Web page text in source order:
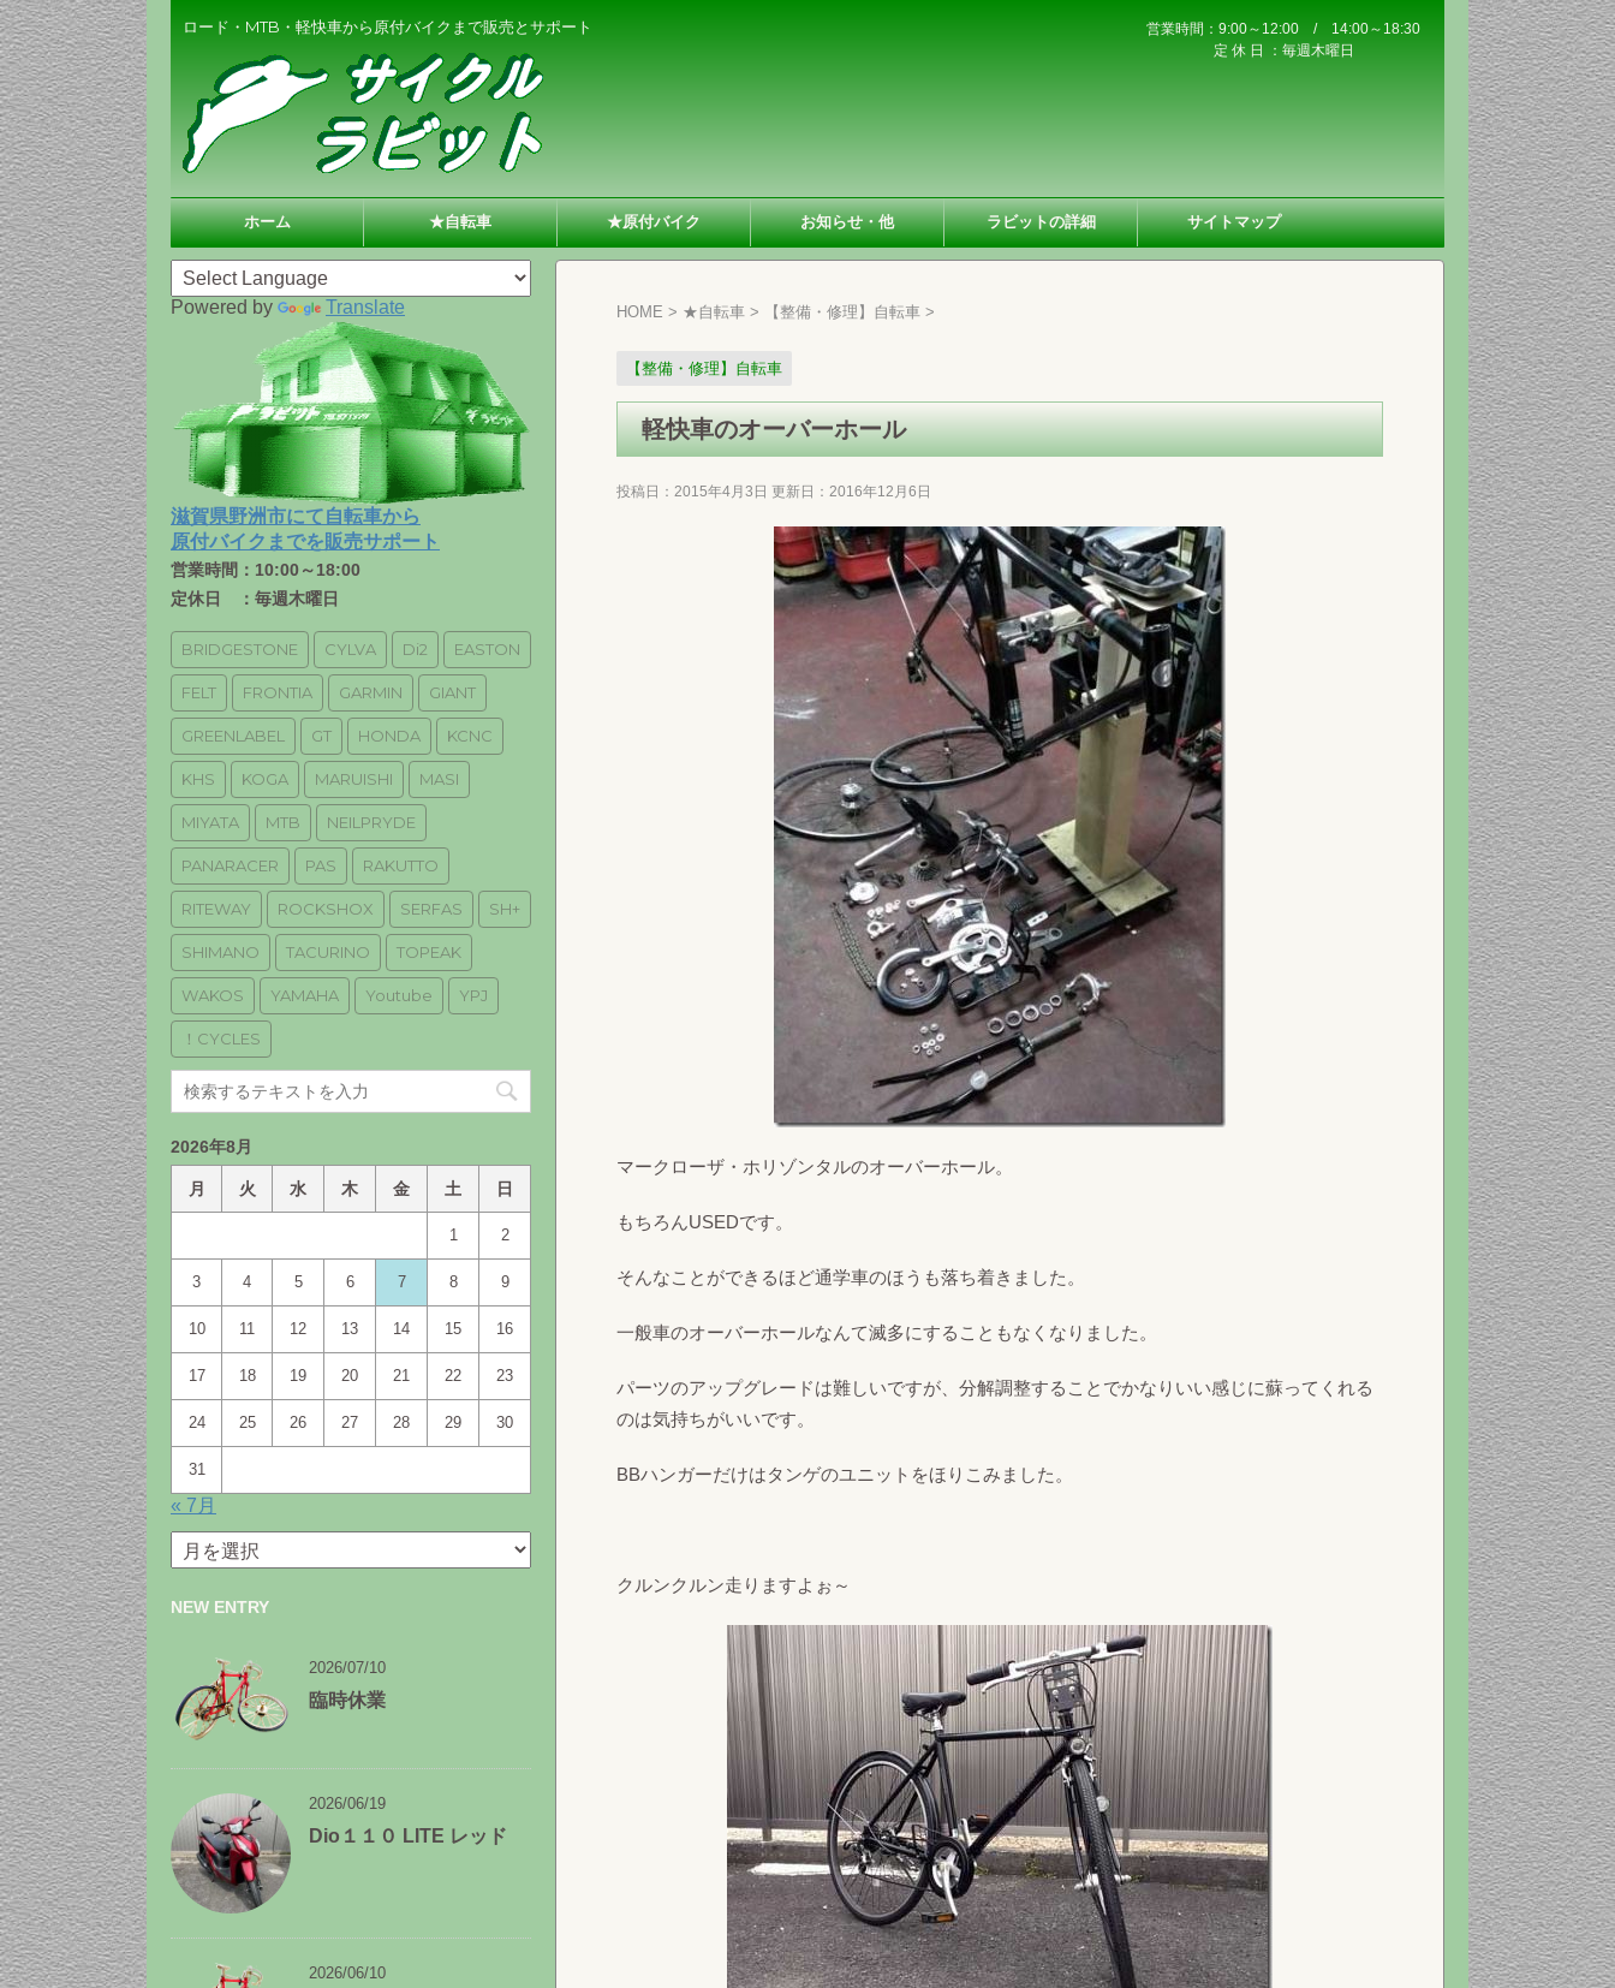
ロード・MTB・軽快車から原付バイクまで販売とサポート
営業時間：9:00～12:00 / 14:00～18:30
定 休 日 ：毎週木曜日
ホーム ★自転車 ★原付バイク お知らせ・他 ラビットの詳細 サイトマップ
HOME > ★自転車 > 【整備・修理】自転車 >
【整備・修理】自転車
軽快車のオーバーホール
投稿日：2015年4月3日 更新日： 2016年12月6日
マークローザ・ホリゾンタルのオーバーホール。
もちろんUSEDです。
そんなことができるほど通学車のほうも落ち着きました。
一般車のオーバーホールなんて滅多にすることもなくなりました。
パーツのアップグレードは難しいですが、分解調整することでかなりいい感じに蘇ってくれる
のは気持ちがいいです。
BBハンガーだけはタンゲのユニットをほりこみました。
クルンクルン走りますよぉ～
Powered by Translate
滋賀県野洲市にて自転車から
原付バイクまでを販売サポート
営業時間：10:00～18:00
定休日 ：毎週木曜日
BRIDGESTONE CYLVA Di2 EASTON
FELT FRONTIA GARMIN GIANT
GREENLABEL GT HONDA KCNC
KHS KOGA MARUISHI MASI
MIYATA MTB NEILPRYDE
PANARACER PAS RAKUTTO
RITEWAY ROCKSHOX SERFAS SH+
SHIMANO TACURINO TOPEAK
WAKOS YAMAHA Youtube YPJ
！CYCLES
2026年8月
月 火 水 木 金 土 日
1 2
3 4 5 6 7 8 9
10 11 12 13 14 15 16
17 18 19 20 21 22 23
24 25 26 27 28 29 30
31
« 7月
月
別
ー
ブ
NEW ENTRY
2026/07/10
臨時休業
2026/06/19
Dio１１０ LITE レッド
2026/06/10